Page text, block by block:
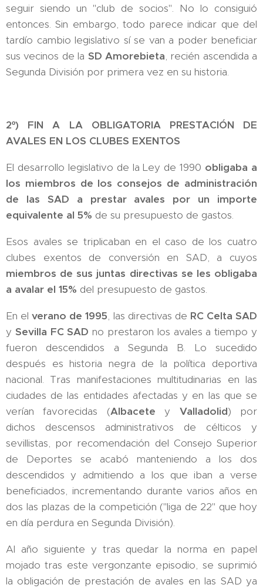
seguir siendo un "club de socios". No lo consiguió
entonces. Sin embargo, todo parece indicar que del
tardío cambio legislativo sí se van a poder beneficiar
sus vecinos de la SD Amorebieta, recién ascendida a
Segunda División por primera vez en su historia.
2º) FIN A LA OBLIGATORIA PRESTACIÓN DE
AVALES EN LOS CLUBES EXENTOS
El desarrollo legislativo de la Ley de 1990 obligaba a
los miembros de los consejos de administración
de las SAD a prestar avales por un importe
equivalente al 5% de su presupuesto de gastos.
Esos avales se triplicaban en el caso de los cuatro
clubes exentos de conversión en SAD, a cuyos
miembros de sus juntas directivas se les obligaba
a avalar el 15% del presupuesto de gastos.
En elverano de 1995, las directivas de RC Celta SAD
y Sevilla FC SAD no prestaron los avales a tiempo y
fueron descendidos a Segunda B. Lo sucedido
después es historia negra de la política deportiva
nacional. Tras manifestaciones multitudinarias en las
ciudades de las entidades afectadas y en las que se
verían favorecidas (Albacetey Valladolid) por
dichos descensos administrativos de célticos y
sevillistas, por recomendación del Consejo Superior
de Deportes se acabó manteniendo a los dos
descendidos y admitiendo a los que iban a verse
beneficiados, incrementando durante varios años en
dos las plazas de la competición ("liga de 22" que hoy
en día perdura en Segunda División).
Al año siguiente y tras quedar la norma en papel
mojado tras este vergonzante episodio, se suprimió
la obligación de prestación de avales en las SAD ya